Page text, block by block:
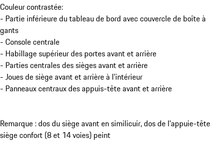
Couleur contrastée:
- Partie inférieure du tableau de bord avec couvercle de boîte à
gants
- Console centrale
- Habillage supérieur des portes avant et arrière
- Parties centrales des sièges avant et arrière
- Joues de siège avant et arrière à l'intérieur
- Panneaux centraux des appuis-tête avant et arrière
Remarque : dos du siège avant en similicuir, dos de l'appuie-tête
siège confort (8 et 14 voies) peint